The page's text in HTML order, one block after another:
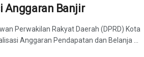
Anggaran Banjir
Perwakilan Rakyat Daerah (DPRD) Kota
Anggaran Pendapatan dan Belanja ...